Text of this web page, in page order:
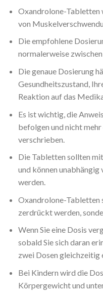
Oxandrolone-Tabletten
von
Die empfohlene
normalerweise
Die genaue Dosierung
Gesundheitszustand,
Reaktion auf das
Es ist wichtig, die
befolgen und nicht
verschrieben.
Die Tabletten sollten
und können
werden.
Oxandrolone-Tabletten
zerdrückt werden,
Wenn Sie eine Dosis
sobald Sie sich daran
zwei Dosen gleichzeitig
Bei Kindern wird die
Körpergewicht und